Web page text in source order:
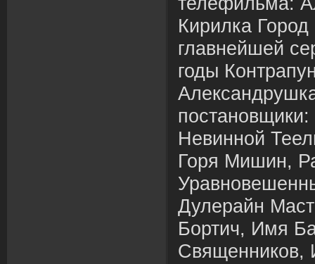
Кирилка
главнейшей
годы
Невинной
Горя Мишин,
Дулерайн
Бортич, Имя
Священников,